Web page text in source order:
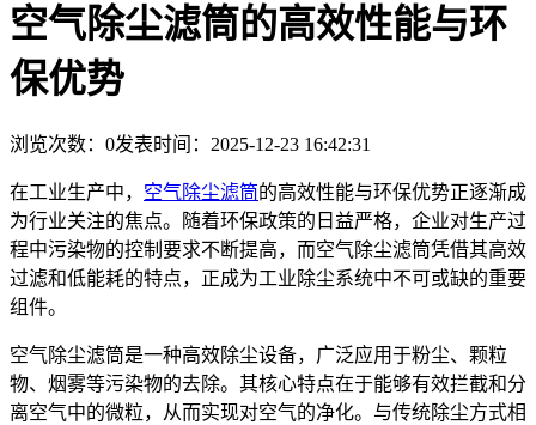
空气除尘滤筒的高效性能与环
保优势
浏览次数： 0发表时间：2025-12-23 16:42:31
在工业生产中， 空气除尘滤筒的高效性能与环保优势正逐渐成
为行业关注的焦点。随着环保政策的日益严格，企业对生产过
程中污染物的控制要求不断提高，而空气除尘滤筒凭借其高效
过滤和低能耗的特点，正成为工业除尘系统中不可或缺的重要
组件。
空气除尘滤筒是一种高效除尘设备，广泛应用于粉尘、颗粒
物、烟雾等污染物的去除。其核心特点在于能够有效拦截和分
离空气中的微粒，从而实现对空气的净化。与传统除尘方式相